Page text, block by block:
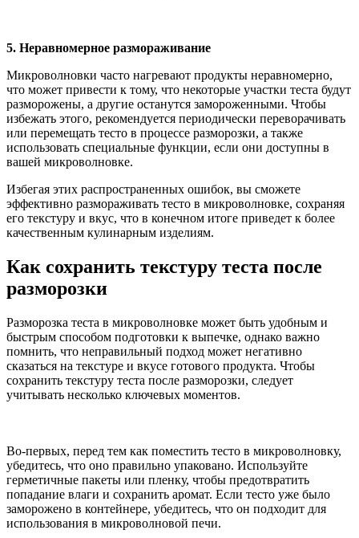
5. Неравномерное размораживание
Микроволновки часто нагревают продукты неравномерно,
что может привести к тому, что некоторые участки теста будут
разморожены, а другие останутся замороженными. Чтобы
избежать этого, рекомендуется периодически переворачивать
или перемещать тесто в процессе разморозки, а также
использовать специальные функции, если они доступны в
вашей микроволновке.
Избегая этих распространенных ошибок, вы сможете
эффективно размораживать тесто в микроволновке, сохраняя
его текстуру и вкус, что в конечном итоге приведет к более
качественным кулинарным изделиям.
Как сохранить текстуру теста после
разморозки
Разморозка теста в микроволновке может быть удобным и
быстрым способом подготовки к выпечке, однако важно
помнить, что неправильный подход может негативно
сказаться на текстуре и вкусе готового продукта. Чтобы
сохранить текстуру теста после разморозки, следует
учитывать несколько ключевых моментов.
Во-первых, перед тем как поместить тесто в микроволновку,
убедитесь, что оно правильно упаковано. Используйте
герметичные пакеты или пленку, чтобы предотвратить
попадание влаги и сохранить аромат. Если тесто уже было
заморожено в контейнере, убедитесь, что он подходит для
использования в микроволновой печи.